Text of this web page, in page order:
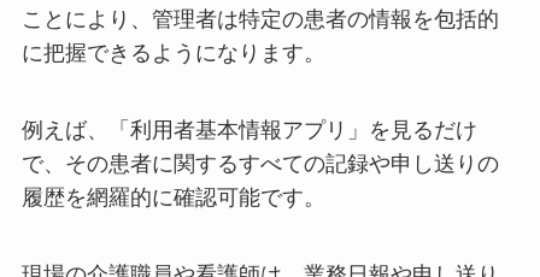
ことにより、管理者は特定の患者の情報を包括的
に把握できるようになります。
例えば、「利用者基本情報アプリ」を見るだけ
で、その患者に関するすべての記録や申し送りの
履歴を網羅的に確認可能です。